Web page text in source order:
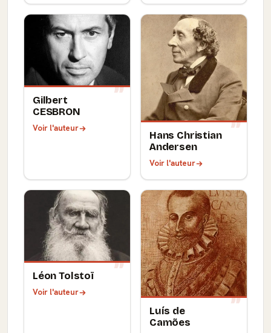
Gilbert
CESBRON
Voir l'auteur
Hans Christian
Andersen
Voir l'auteur
Léon Tolstoï
Voir l'auteur
Luís de
Camões